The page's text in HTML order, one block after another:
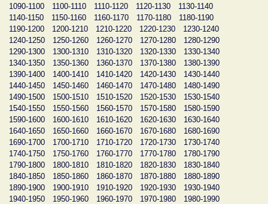
1090-1100
1100-1110 1110-1120 1120-1130
1130-1140
1140-1150
1150-1160 1160-1170 1170-1180
1180-1190
1190-1200
1200-1210 1210-1220 1220-1230
1230-1240
1240-1250
1250-1260 1260-1270 1270-1280
1280-1290
1290-1300
1300-1310 1310-1320 1320-1330
1330-1340
1340-1350
1350-1360 1360-1370 1370-1380
1380-1390
1390-1400
1400-1410 1410-1420 1420-1430
1430-1440
1440-1450
1450-1460 1460-1470 1470-1480
1480-1490
1490-1500
1500-1510 1510-1520 1520-1530
1530-1540
1540-1550
1550-1560 1560-1570 1570-1580
1580-1590
1590-1600
1600-1610 1610-1620 1620-1630
1630-1640
1640-1650
1650-1660 1660-1670 1670-1680
1680-1690
1690-1700
1700-1710 1710-1720 1720-1730
1730-1740
1740-1750
1750-1760 1760-1770 1770-1780
1780-1790
1790-1800
1800-1810 1810-1820 1820-1830
1830-1840
1840-1850
1850-1860 1860-1870 1870-1880
1880-1890
1890-1900
1900-1910 1910-1920 1920-1930
1930-1940
1940-1950
1950-1960 1960-1970 1970-1980
1980-1990